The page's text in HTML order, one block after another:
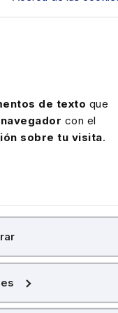
de texto que
navegador con el
sobre tu visita.
experienciaen
publicitarios, para
de tu interés.
que cuenta la
sensibilizar aún
para acoger a
indicaba